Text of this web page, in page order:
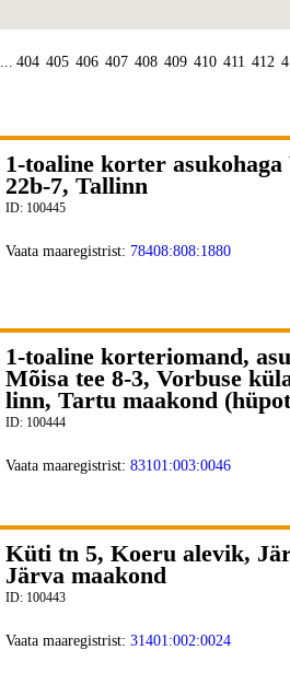
... 404 405 406 407 408 409 410 411 412
1-toaline korter asukohaga
22b-7, Tallinn
ID: 100445
Vaata maaregistrist: 78408:808:1880
1-toaline korteriomand,
Mõisa tee 8-3, Vorbuse
linn, Tartu maakond
ID: 100444
Vaata maaregistrist: 83101:003:0046
Küti tn 5, Koeru alevik,
Järva maakond
ID: 100443
Vaata maaregistrist: 31401:002:0024